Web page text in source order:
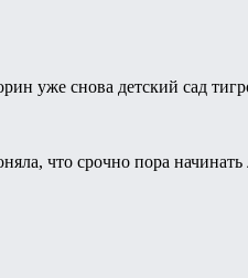
уже снова детский сад
что срочно пора